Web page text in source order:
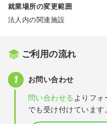
就業場所の変更範囲
法人内の関連施設
ご利用の流れ
お問い合わせ
問い合わせる よりフ
でも受け付けています。